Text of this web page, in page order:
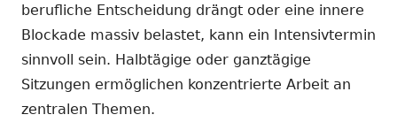
berufliche Entscheidung drängt oder eine innere
Blockade massiv belastet, kann ein Intensivtermin
sinnvoll sein. Halbtägige oder ganztägige
Sitzungen ermöglichen konzentrierte Arbeit an
zentralen Themen.